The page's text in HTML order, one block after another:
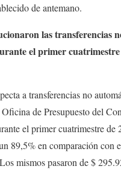
de antemano.
las transferencias
el primer
a transferencias no
de Presupuesto del
el primer cuatrimestre de
89,5% en comparación con
mismos pasaron de $